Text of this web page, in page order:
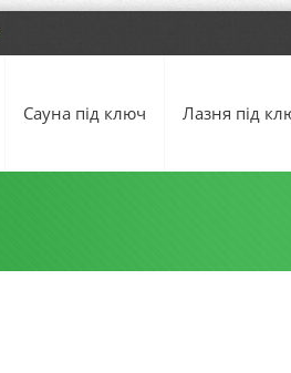
Сауна під ключ Лазня під